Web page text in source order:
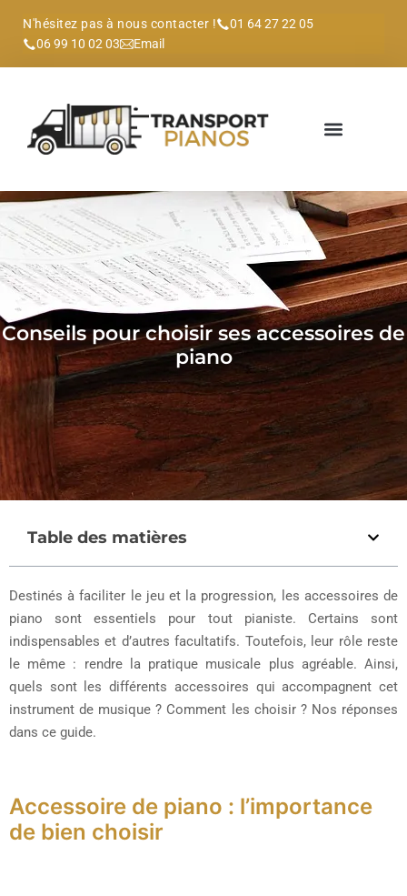
N'hésitez pas à nous contacter !
01 64 27 22 05
06 99 10 02 03
Email
Conseils pour choisir ses accessoires de
piano
Table des matières
Destinés à faciliter le jeu et la progression, les accessoires de
piano sont essentiels pour tout pianiste. Certains sont
indispensables et d’autres facultatifs. Toutefois, leur rôle reste
le même : rendre la pratique musicale plus agréable. Ainsi,
quels sont les différents accessoires qui accompagnent cet
instrument de musique ? Comment les choisir ? Nos réponses
dans ce guide.
Accessoire de piano : l’importance
de bien choisir